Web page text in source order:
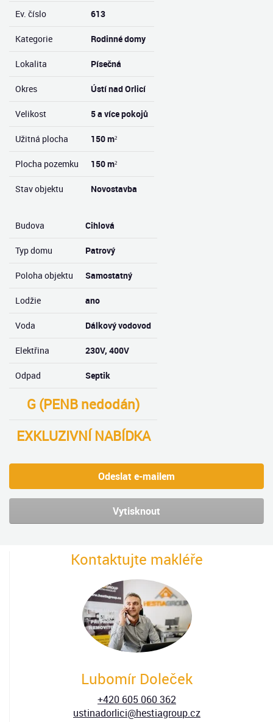
Ev. číslo 613
Kategorie Rodinné domy
Lokalita Písečná
Okres Ústí nad Orlicí
Velikost 5 a více pokojů
Užitná plocha 150 m²
Plocha pozemku 150 m²
Stav objektu Novostavba
Budova Cihlová
Typ domu Patrový
Poloha objektu Samostatný
Lodžie ano
Voda Dálkový vodovod
Elektřina 230V, 400V
Odpad Septik
G (PENB nedodán)
EXKLUZIVNÍ NABÍDKA
Odeslat e-mailem
Vytisknout
Kontaktujte makléře
Lubomír Doleček
+420 605 060 362
ustinadorlici@hestiagroup.cz